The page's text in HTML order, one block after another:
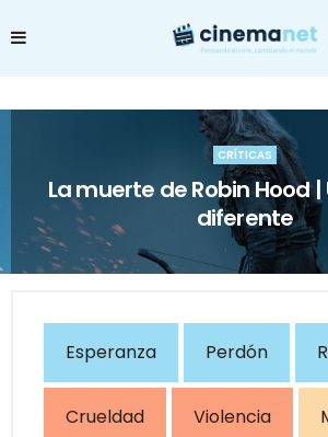
CRÍTICAS
La muerte de Robin Hood
diferente
Esperanza Perdón
Crueldad Violencia